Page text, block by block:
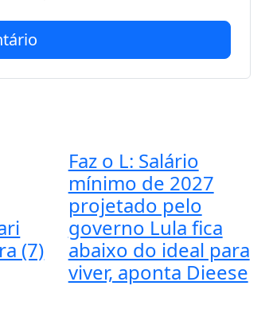
(7)
Faz o L: Salário
mínimo de 2027
projetado pelo
governo Lula fica
abaixo do ideal para
viver, aponta Dieese